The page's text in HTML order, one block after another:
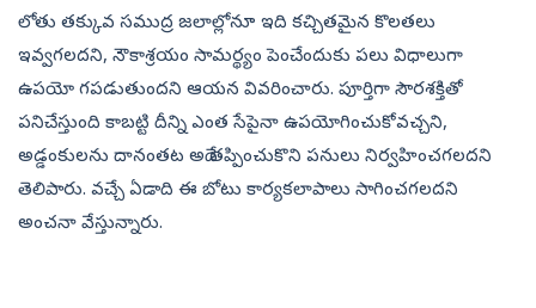
లోతు తక్కువ సముద్ర జలాల్లోనూ ఇది కచ్చితమైన కొలతలు
ఇవ్వగలదని, నౌకాశ్రయం సామర్థ్యం పెంచేందుకు పలు విధాలుగా
ఉపయో గపడుతుందని ఆయన వివరించారు. పూర్తిగా సౌరశక్తితో
పనిచేస్తుంది కాబట్టి దీన్ని ఎంత సేపైనా ఉపయోగించుకోవచ్చని,
అడ్డంకులను దానంతట అదే తప్పించుకొని పనులు నిర్వహించగలదని
తెలిపారు. వచ్చే ఏడాది ఈ బోటు కార్యకలాపాలు సాగించగలదని
అంచనా వేస్తున్నారు.